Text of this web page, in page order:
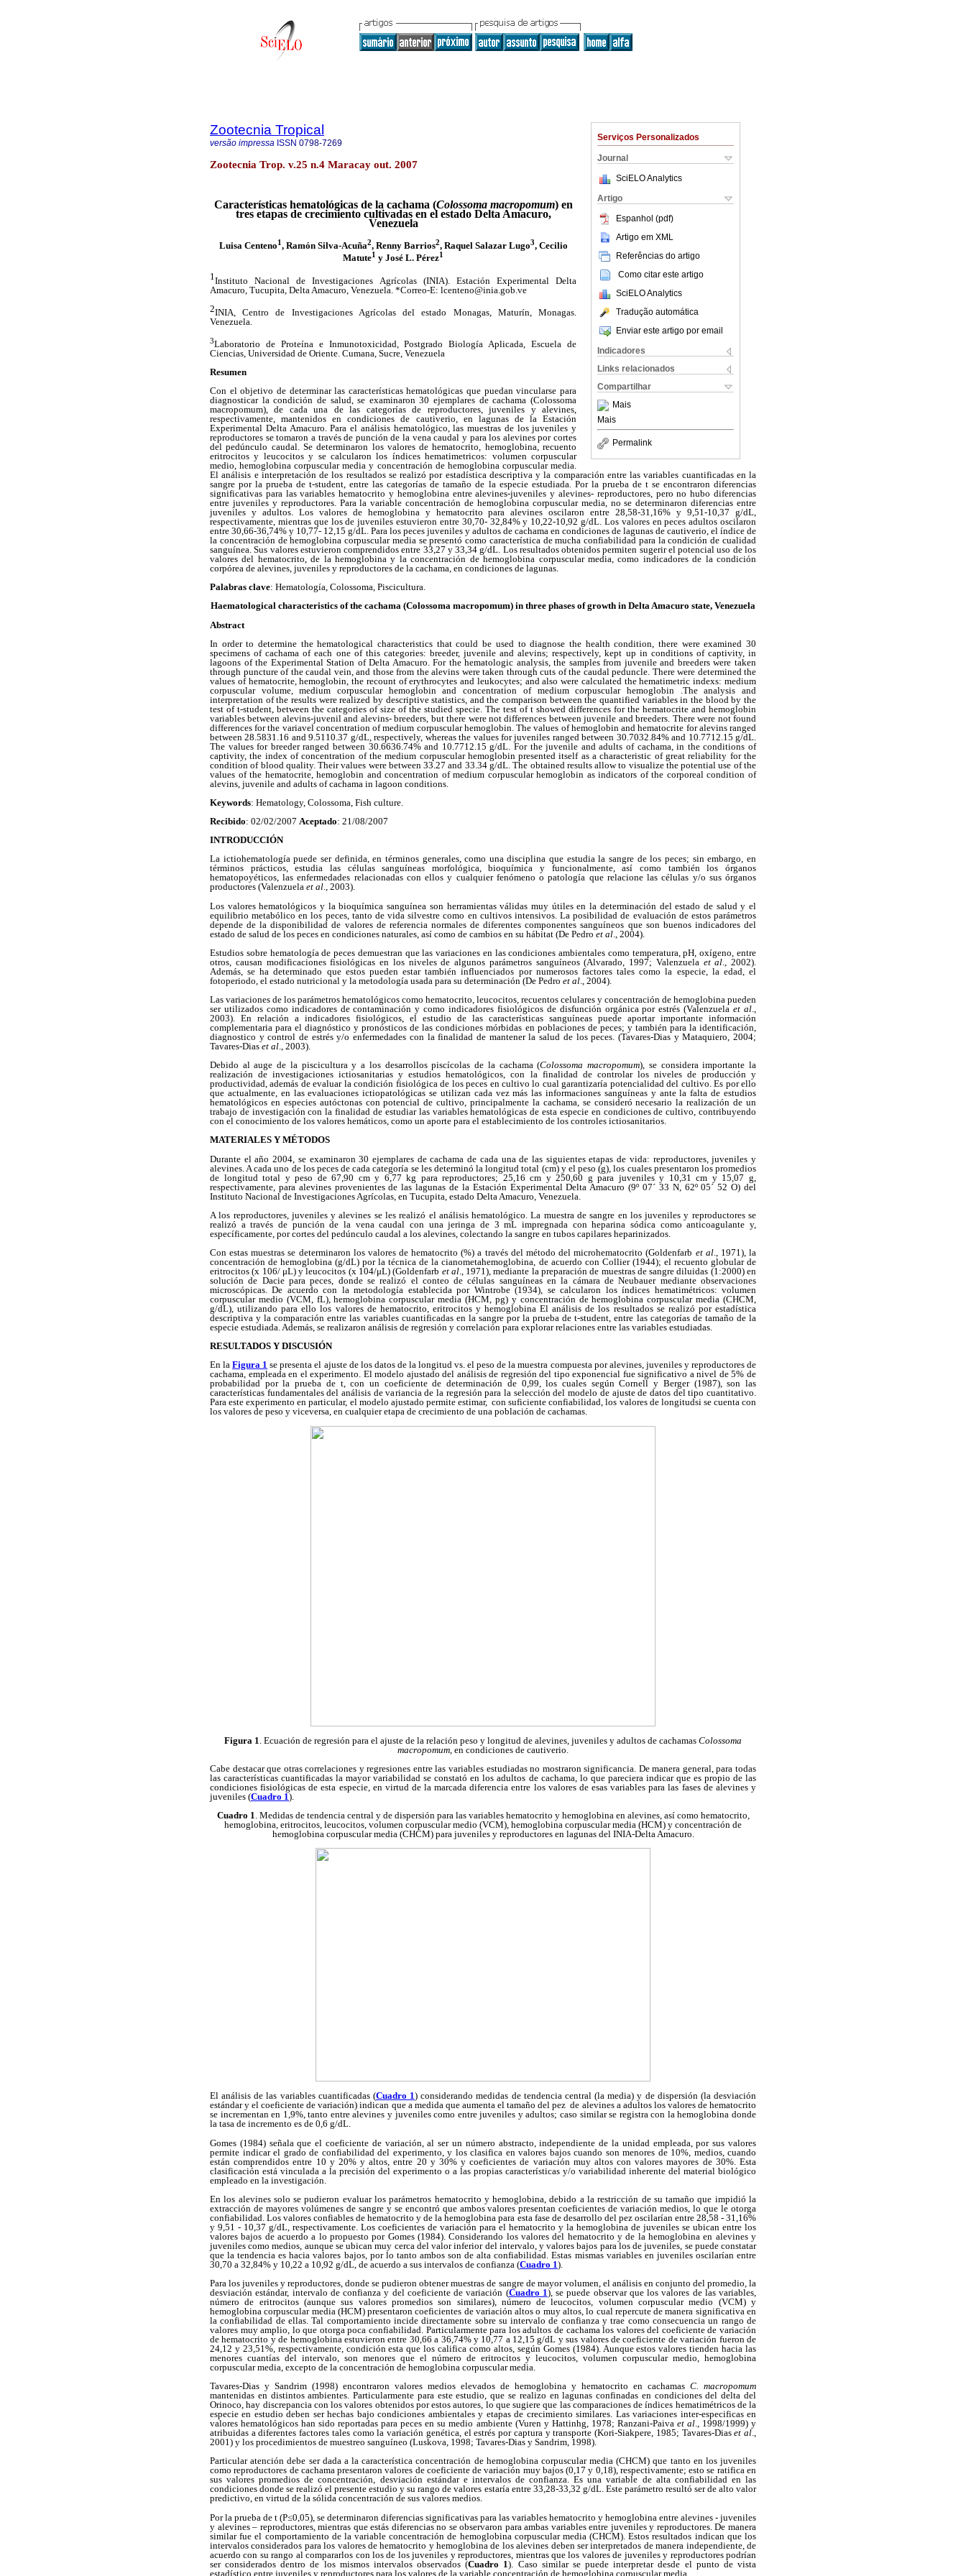
Serviços Personalizados
Journal
SciELO Analytics
Artigo
Espanhol (pdf)
Artigo em XML
Referências do artigo
Como citar este artigo
SciELO Analytics
Tradução automática
Enviar este artigo por email
Indicadores
Links relacionados
Compartilhar
Mais
Mais
Permalink
Zootecnia Tropical
versão impressa ISSN 0798-7269
Zootecnia Trop. v.25 n.4 Maracay out. 2007
Características hematológicas de la cachama (Colossoma macropomum) en
tres etapas de crecimiento cultivadas en el estado Delta Amacuro,
Venezuela
Luisa Centeno1, Ramón Silva-Acuña2, Renny Barrios2, Raquel Salazar Lugo3, Cecilio
Matute1 y José L. Pérez1
1Instituto Nacional de Investigaciones Agrícolas (INIA). Estación Experimental Delta
Amacuro, Tucupita, Delta Amacuro, Venezuela. *Correo-E: lcenteno@inia.gob.ve
2INIA, Centro de Investigaciones Agrícolas del estado Monagas, Maturín, Monagas.
Venezuela.
3Laboratorio de Proteína e Inmunotoxicidad, Postgrado Biología Aplicada, Escuela de
Ciencias, Universidad de Oriente. Cumana, Sucre, Venezuela
Resumen
Con el objetivo de determinar las características hematológicas que puedan vincularse para
diagnosticar la condición de salud, se examinaron 30 ejemplares de cachama (Colossoma
macropomum), de cada una de las categorías de reproductores, juveniles y alevines,
respectivamente, mantenidos en condiciones de cautiverio, en lagunas de la Estación
Experimental Delta Amacuro. Para el análisis hematológico, las muestras de los juveniles y
reproductores se tomaron a través de punción de la vena caudal y para los alevines por cortes
del pedúnculo caudal. Se determinaron los valores de hematocrito, hemoglobina, recuento
eritrocitos y leucocitos y se calcularon los índices hematimetricos: volumen corpuscular
medio, hemoglobina corpuscular media y concentración de hemoglobina corpuscular media.
El análisis e interpretación de los resultados se realizó por estadística descriptiva y la comparación entre las variables cuantificadas en la
sangre por la prueba de t-student, entre las categorías de tamaño de la especie estudiada. Por la prueba de t se encontraron diferencias
significativas para las variables hematocrito y hemoglobina entre alevines-juveniles y alevines- reproductores, pero no hubo diferencias
entre juveniles y reproductores. Para la variable concentración de hemoglobina corpuscular media, no se determinaron diferencias entre
juveniles y adultos. Los valores de hemoglobina y hematocrito para alevines oscilaron entre 28,58-31,16% y 9,51-10,37 g/dL,
respectivamente, mientras que los de juveniles estuvieron entre 30,70- 32,84% y 10,22-10,92 g/dL. Los valores en peces adultos oscilaron
entre 30,66-36,74% y 10,77- 12,15 g/dL. Para los peces juveniles y adultos de cachama en condiciones de lagunas de cautiverio, el índice de
la concentración de hemoglobina corpuscular media se presentó como característica de mucha confiabilidad para la condición de cualidad
sanguínea. Sus valores estuvieron comprendidos entre 33,27 y 33,34 g/dL. Los resultados obtenidos permiten sugerir el potencial uso de los
valores del hematocrito, de la hemoglobina y la concentración de hemoglobina corpuscular media, como indicadores de la condición
corpórea de alevines, juveniles y reproductores de la cachama, en condiciones de lagunas.
Palabras clave: Hematología, Colossoma, Piscicultura.
Haematological characteristics of the cachama (Colossoma macropomum) in three phases of growth in Delta Amacuro state, Venezuela
Abstract
In order to determine the hematological characteristics that could be used to diagnose the health condition, there were examined 30
specimens of cachama of each one of this categories: breeder, juvenile and alevins; respectively, kept up in conditions of captivity, in
lagoons of the Experimental Station of Delta Amacuro. For the hematologic analysis, the samples from juvenile and breeders were taken
through puncture of the caudal vein, and those from the alevins were taken through cuts of the caudal peduncle. There were determined the
values of hematocrite, hemoglobin, the recount of erythrocytes and leukocytes; and also were calculated the hematimetric indexs: medium
corpuscular volume, medium corpuscular hemoglobin and concentration of medium corpuscular hemoglobin .The analysis and
interpretation of the results were realized by descriptive statistics, and the comparison between the quantified variables in the blood by the
test of t-student, between the categories of size of the studied specie. The test of t showed differences for the hematocrite and hemoglobin
variables between alevins-juvenil and alevins- breeders, but there were not differences between juvenile and breeders. There were not found
differences for the variavel concentration of medium corpuscular hemoglobin. The values of hemoglobin and hematocrite for alevins ranged
between 28.5831.16 and 9.5110.37 g/dL, respectively, whereas the values for juveniles ranged between 30.7032.84% and 10.7712.15 g/dL.
The values for breeder ranged between 30.6636.74% and 10.7712.15 g/dL. For the juvenile and adults of cachama, in the conditions of
captivity, the index of concentration of the medium corpuscular hemoglobin presented itself as a characteristic of great reliability for the
condition of blood quality. Their values were between 33.27 and 33.34 g/dL. The obtained results allow to visualize the potential use of the
values of the hematocrite, hemoglobin and concentration of medium corpuscular hemoglobin as indicators of the corporeal condition of
alevins, juvenile and adults of cachama in lagoon conditions.
Keywords: Hematology, Colossoma, Fish culture.
Recibido: 02/02/2007 Aceptado: 21/08/2007
INTRODUCCIÓN
La ictiohematología puede ser definida, en términos generales, como una disciplina que estudia la sangre de los peces; sin embargo, en
términos prácticos, estudia las células sanguíneas morfológica, bioquímica y funcionalmente, así como también los órganos
hematopoyéticos, las enfermedades relacionadas con ellos y cualquier fenómeno o patología que relacione las células y/o sus órganos
productores (Valenzuela et al., 2003).
Los valores hematológicos y la bioquímica sanguínea son herramientas válidas muy útiles en la determinación del estado de salud y el
equilibrio metabólico en los peces, tanto de vida silvestre como en cultivos intensivos. La posibilidad de evaluación de estos parámetros
depende de la disponibilidad de valores de referencia normales de diferentes componentes sanguíneos que son buenos indicadores del
estado de salud de los peces en condiciones naturales, así como de cambios en su hábitat (De Pedroet al ., 2004).
Estudios sobre hematología de peces demuestran que las variaciones en las condiciones ambientales como temperatura, pH, oxígeno, entre
otros, causan modificaciones fisiológicas en los niveles de algunos parámetros sanguíneos (Alvarado, 1997; Valenzuela et al ., 2002).
Además, se ha determinado que estos pueden estar también influenciados por numerosos factores tales como la especie, la edad, el
fotoperiodo, el estado nutricional y la metodología usada para su determinación (De Pedro et al ., 2004).
Las variaciones de los parámetros hematológicos como hematocrito, leucocitos, recuentos celulares y concentración de hemoglobina pueden
ser utilizados como indicadores de contaminación y como indicadores fisiológicos de disfunción orgánica por estrés (Valenzuelaet al.,
2003). En relación a indicadores fisiológicos, el estudio de las características sanguíneas puede aportar importante información
complementaria para el diagnóstico y pronósticos de las condiciones mórbidas en poblaciones de peces; y también para la identificación,
diagnostico y control de estrés y/o enfermedades con la finalidad de mantener la salud de los peces. (Tavares-Dias y Mataquiero, 2004;
Tavares-Dias et al., 2003).
Debido al auge de la piscicultura y a los desarrollos piscícolas de la cachama (Colossoma macropomum), se considera importante la
realización de investigaciones ictiosanitarias y estudios hematológicos, con la finalidad de controlar los niveles de producción y
productividad, además de evaluar la condición fisiológica de los peces en cultivo lo cual garantizaría potencialidad del cultivo. Es por ello
que actualmente, en las evaluaciones ictiopatológicas se utilizan cada vez más las informaciones sanguíneas y ante la falta de estudios
hematológicos en especies autóctonas con potencial de cultivo, principalmente la cachama, se consideró necesario la realización de un
trabajo de investigación con la finalidad de estudiar las variables hematológicas de esta especie en condiciones de cultivo, contribuyendo
con el conocimiento de los valores hemáticos, como un aporte para el establecimiento de los controles ictiosanitarios.
MATERIALES Y MÉTODOS
Durante el año 2004, se examinaron 30 ejemplares de cachama de cada una de las siguientes etapas de vida: reproductores, juveniles y
alevines. A cada uno de los peces de cada categoría se les determinó la longitud total (cm) y el peso (g), los cuales presentaron los promedios
de longitud total y peso de 67,90 cm y 6,77 kg para reproductores; 25,16 cm y 250,60 g para juveniles y 10,31 cm y 15,07 g,
respectivamente, para alevines provenientes de las lagunas de la Estación Experimental Delta Amacuro (9º 07´ 33 N, 62º 05´ 52 O) del
Instituto Nacional de Investigaciones Agrícolas, en Tucupita, estado Delta Amacuro, Venezuela.
A los reproductores, juveniles y alevines se les realizó el análisis hematológico. La muestra de sangre en los juveniles y reproductores se
realizó a través de punción de la vena caudal con una jeringa de 3 mL impregnada con heparina sódica como anticoagulante y,
específicamente, por cortes del pedúnculo caudal a los alevines, colectando la sangre en tubos capilares heparinizados.
Con estas muestras se determinaron los valores de hematocrito (%) a través del método del microhematocrito (Goldenfarb et al., 1971), la
concentración de hemoglobina (g/dL) por la técnica de la cianometahemoglobina, de acuerdo con Collier (1944); el recuento globular de
eritrocitos (x 106/ μL) y leucocitos (x 104/μL) (Goldenfarb et al., 1971), mediante la preparación de muestras de sangre diluidas (1:2000) en
solución de Dacie para peces, donde se realizó el conteo de células sanguíneas en la cámara de Neubauer mediante observaciones
microscópicas. De acuerdo con la metodología establecida por Wintrobe (1934), se calcularon los índices hematimétricos: volumen
corpuscular medio (VCM, fL), hemoglobina corpuscular media (HCM, pg) y concentración de hemoglobina corpuscular media (CHCM,
g/dL), utilizando para ello los valores de hematocrito, eritrocitos y hemoglobina El análisis de los resultados se realizó por estadística
descriptiva y la comparación entre las variables cuantificadas en la sangre por la prueba de t-student, entre las categorías de tamaño de la
especie estudiada. Además, se realizaron análisis de regresión y correlación para explorar relaciones entre las variables estudiadas.
RESULTADOS Y DISCUSIÓN
En laFigura 1 se presenta el ajuste de los datos de la longitud vs. el peso de la muestra compuesta por alevines, juveniles y reproductores de
cachama, empleada en el experimento. El modelo ajustado del análisis de regresión del tipo exponencial fue significativo a nivel de 5% de
probabilidad por la prueba de t, con un coeficiente de determinación de 0,99, los cuales según Cornell y Berger (1987), son las
características fundamentales del análisis de variancia de la regresión para la selección del modelo de ajuste de datos del tipo cuantitativo.
Para este experimento en particular, el modelo ajustado permite estimar, con suficiente confiabilidad, los valores de longitudsi se cuenta con
los valores de peso y viceversa, en cualquier etapa de crecimiento de una población de cachamas.
Figura 1 . Ecuación de regresión para el ajuste de la relación peso y longitud de alevines, juveniles y adultos de cachamas Colossoma
macropomum , en condiciones de cautiverio.
Cabe destacar que otras correlaciones y regresiones entre las variables estudiadas no mostraron significancia. De manera general, para todas
las características cuantificadas la mayor variabilidad se constató en los adultos de cachama, lo que pareciera indicar que es propio de las
condiciones fisiológicas de esta especie, en virtud de la marcada diferencia entre los valores de esas variables para las fases de alevines y
juveniles (Cuadro 1).
Cuadro 1. Medidas de tendencia central y de dispersión para las variables hematocrito y hemoglobina en alevines, así como hematocrito,
hemoglobina, eritrocitos, leucocitos, volumen corpuscular medio (VCM), hemoglobina corpuscular media (HCM) y concentración de
hemoglobina corpuscular media (CHCM) para juveniles y reproductores en lagunas del INIA-Delta Amacuro.
El análisis de las variables cuantificadas (Cuadro 1) considerando medidas de tendencia central (la media) y de dispersión (la desviación
estándar y el coeficiente de variación) indican que a medida que aumenta el tamaño del pez  de alevines a adultos los valores de hematocrito
se incrementan en 1,9%, tanto entre alevines y juveniles como entre juveniles y adultos; caso similar se registra con la hemoglobina donde
la tasa de incremento es de 0,6 g/dL.
Gomes (1984) señala que el coeficiente de variación, al ser un número abstracto, independiente de la unidad empleada, por sus valores
permite indicar el grado de confiabilidad del experimento, y los clasifica en valores bajos cuando son menores de 10%, medios, cuando
están comprendidos entre 10 y 20% y altos, entre 20 y 30% y coeficientes de variación muy altos con valores mayores de 30%. Esta
clasificación está vinculada a la precisión del experimento o a las propias características y/o variabilidad inherente del material biológico
empleado en la investigación.
En los alevines solo se pudieron evaluar los parámetros hematocrito y hemoglobina, debido a la restricción de su tamaño que impidió la
extracción de mayores volúmenes de sangre y se encontró que ambos valores presentan coeficientes de variación medios, lo que le otorga
confiabilidad. Los valores confiables de hematocrito y de la hemoglobina para esta fase de desarrollo del pez oscilarían entre 28,58 - 31,16%
y 9,51 - 10,37 g/dL, respectivamente. Los coeficientes de variación para el hematocrito y la hemoglobina de juveniles se ubican entre los
valores bajos de acuerdo a lo propuesto por Gomes (1984). Considerando los valores del hematocrito y de la hemoglobina en alevines y
juveniles como medios, aunque se ubican muy cerca del valor inferior del intervalo, y valores bajos para los de juveniles, se puede constatar
que la tendencia es hacia valores bajos, por lo tanto ambos son de alta confiabilidad. Estas mismas variables en juveniles oscilarían entre
30,70 a 32,84% y 10,22 a 10,92 g/dL, de acuerdo a sus intervalos de confianza (Cuadro 1).
Para los juveniles y reproductores, donde se pudieron obtener muestras de sangre de mayor volumen, el análisis en conjunto del promedio, la
desviación estándar, intervalo de confianza y del coeficiente de variación (Cuadro 1), se puede observar que los valores de las variables,
número de eritrocitos (aunque sus valores promedios son similares), número de leucocitos, volumen corpuscular medio (VCM) y
hemoglobina corpuscular media (HCM) presentaron coeficientes de variación altos o muy altos, lo cual repercute de manera significativa en
la confiabilidad de ellas. Tal comportamiento incide directamente sobre su intervalo de confianza y trae como consecuencia un rango de
valores muy amplio, lo que otorga poca confiabilidad. Particularmente para los adultos de cachama los valores del coeficiente de variación
de hematocrito y de hemoglobina estuvieron entre 30,66 a 36,74% y 10,77 a 12,15 g/dL y sus valores de coeficiente de variación fueron de
24,12 y 23,51%, respectivamente, condición esta que los califica como altos, según Gomes (1984). Aunque estos valores tienden hacia las
menores cuantías del intervalo, son menores que el número de eritrocitos y leucocitos, volumen corpuscular medio, hemoglobina
corpuscular media, excepto de la concentración de hemoglobina corpuscular media.
Tavares-Dias y Sandrim (1998) encontraron valores medios elevados de hemoglobina y hematocrito en cachamas C. macropomum
mantenidas en distintos ambientes. Particularmente para este estudio, que se realizo en lagunas confinadas en condiciones del delta del
Orinoco, hay discrepancia con los valores obtenidos por estos autores, lo que sugiere que las comparaciones de índices hematimétricos de la
especie en estudio deben ser hechas bajo condiciones ambientales y etapas de crecimiento similares. Las variaciones inter-especificas en
valores hematológicos han sido reportadas para peces en su medio ambiente (Vuren y Hattinhg, 1978; Ranzani-Paiva et al., 1998/1999) y
atribuidas a diferentes factores tales como la variación genética, el estrés por captura y transporte (Kori-Siakpere, 1985; Tavares-Diaset al.,
2001) y los procedimientos de muestreo sanguíneo (Luskova, 1998; Tavares-Dias y Sandrim, 1998).
Particular atención debe ser dada a la característica concentración de hemoglobina corpuscular media (CHCM) que tanto en los juveniles
como reproductores de cachama presentaron valores de coeficiente de variación muy bajos (0,17 y 0,18), respectivamente; esto se ratifica en
sus valores promedios de concentración, desviación estándar e intervalos de confianza. Es una variable de alta confiabilidad en las
condiciones donde se realizó el presente estudio y su rango de valores estaría entre 33,28-33,32 g/dL. Este parámetro resultó ser de alto valor
predictivo, en virtud de la sólida concentración de sus valores medios.
Por la prueba de t (P≤0,05), se determinaron diferencias significativas para las variables hematocrito y hemoglobina entre alevines - juveniles
y alevines – reproductores, mientras que estás diferencias no se observaron para ambas variables entre juveniles y reproductores. De manera
similar fue el comportamiento de la variable concentración de hemoglobina corpuscular media (CHCM). Estos resultados indican que los
intervalos considerados para los valores de hematocrito y hemoglobina de los alevines deben ser interpretados de manera independiente, de
acuerdo con su rango al compararlos con los de los juveniles y reproductores, mientras que los valores de juveniles y reproductores podrían
ser considerados dentro de los mismos intervalos observados (Cuadro 1). Caso similar se puede interpretar desde el punto de vista
estadístico entre juveniles y reproductores para los valores de la variable concentración de hemoglobina corpuscular media.